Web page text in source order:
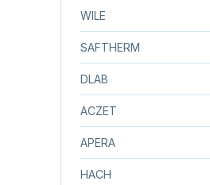
WILE
SAFTHERM
DLAB
ACZET
APERA
HACH